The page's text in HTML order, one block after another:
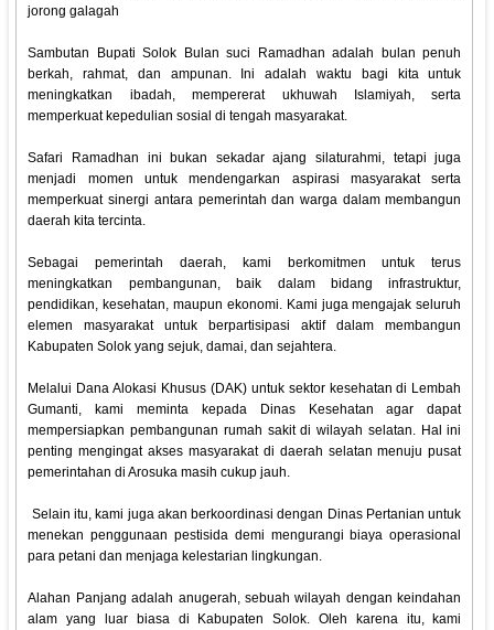
jorong galagah
Sambutan Bupati Solok Bulan suci Ramadhan adalah bulan penuh
berkah, rahmat, dan ampunan. Ini adalah waktu bagi kita untuk
meningkatkan ibadah, mempererat ukhuwah Islamiyah, serta
memperkuat kepedulian sosial di tengah masyarakat.
Safari Ramadhan ini bukan sekadar ajang silaturahmi, tetapi juga
menjadi momen untuk mendengarkan aspirasi masyarakat serta
memperkuat sinergi antara pemerintah dan warga dalam membangun
daerah kita tercinta.
Sebagai pemerintah daerah, kami berkomitmen untuk terus
meningkatkan pembangunan, baik dalam bidang infrastruktur,
pendidikan, kesehatan, maupun ekonomi. Kami juga mengajak seluruh
elemen masyarakat untuk berpartisipasi aktif dalam membangun
Kabupaten Solok yang sejuk, damai, dan sejahtera.
Melalui Dana Alokasi Khusus (DAK) untuk sektor kesehatan di Lembah
Gumanti, kami meminta kepada Dinas Kesehatan agar dapat
mempersiapkan pembangunan rumah sakit di wilayah selatan. Hal ini
penting mengingat akses masyarakat di daerah selatan menuju pusat
pemerintahan di Arosuka masih cukup jauh.
Selain itu, kami juga akan berkoordinasi dengan Dinas Pertanian untuk
menekan penggunaan pestisida demi mengurangi biaya operasional
para petani dan menjaga kelestarian lingkungan.
Alahan Panjang adalah anugerah, sebuah wilayah dengan keindahan
alam yang luar biasa di Kabupaten Solok. Oleh karena itu, kami